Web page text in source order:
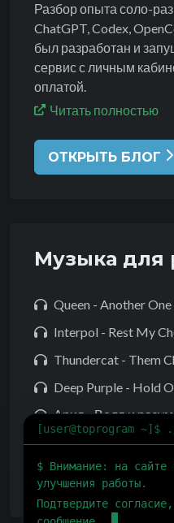
Разбор опыта соло-
ChatGPT, Codex,
был разработан и
сервис с личным
оплатой.
Читать полностью
ОТКРЫТЬ БЛОГ
Музыка для
Queen - Another
Interpol - Rest My
Thundercat - Them
Deep Purple - Hold
Ария - Воля и разум
Багровый
Nirvana - About A
[user@toprogram
$ Внимание: на сайте
улучшения работы.
Подтвердите